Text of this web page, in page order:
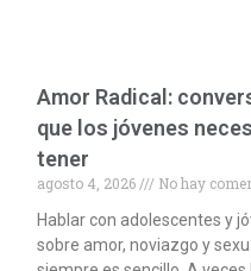
Amor Radical:
que los jóvenes
tener
agosto 4, 2026
No hay
Hablar con adolescentes y
sobre amor, noviazgo y